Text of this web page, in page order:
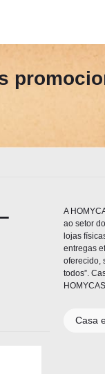
A
ao setor
lojas
entregas
oferecido,
todos”.
Casa